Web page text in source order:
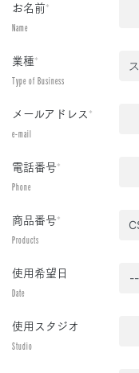
お名前*
Name
業種*
Type of Business
メールアドレス*
e-mail
電話番号*
Phone
商品番号*
Products
使用希望日
Date
使用スタジオ
Studio